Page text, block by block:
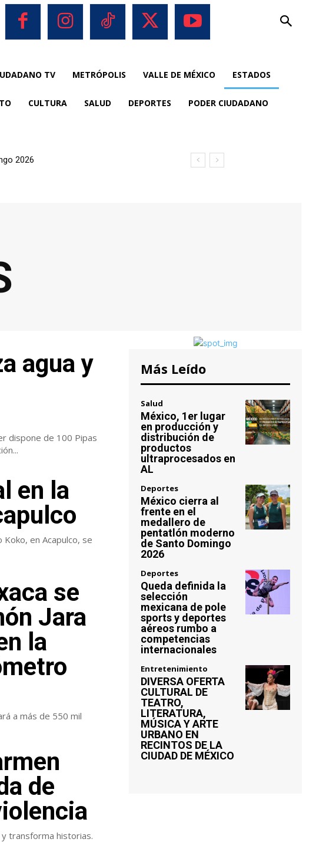
TV METRÓPOLIS VALLE DE MÉXICO ESTADOS
CULTURA SALUD DEPORTES PODER CIUDADANO
2026
agua y
dispone de 100 Pipas
Rehabilitación...
en la
Koko, en Acapulco, se
se
Jara
la
a más de 550 mil
de
transforma historias.
Más Leído
Salud
México, 1er lugar
en producción y
distribución de
productos
ultraprocesados en
AL
Deportes
México cierra al
frente en el
medallero de
pentatlón moderno
de Santo Domingo
2026
Deportes
Queda definida la
selección
mexicana de pole
sports y deportes
aéreos rumbo a
competencias
internacionales
Entretenimiento
DIVERSA OFERTA
CULTURAL DE
TEATRO,
LITERATURA,
MÚSICA Y ARTE
URBANO EN
RECINTOS DE LA
CIUDAD DE MÉXICO